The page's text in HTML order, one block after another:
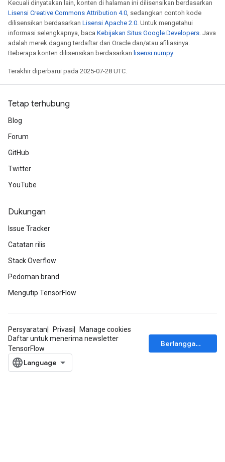
Kecuali dinyatakan lain, konten di halaman ini dilisensikan berdasarkan
Lisensi Creative Commons Attribution 4.0, sedangkan contoh kode
dilisensikan berdasarkan Lisensi Apache 2.0. Untuk mengetahui
informasi selengkapnya, baca Kebijakan Situs Google Developers. Java
adalah merek dagang terdaftar dari Oracle dan/atau afiliasinya.
Beberapa konten dilisensikan berdasarkan lisensi numpy.
Terakhir diperbarui pada 2025-07-28 UTC.
Tetap terhubung
Blog
Forum
GitHub
Twitter
YouTube
Dukungan
Issue Tracker
Catatan rilis
Stack Overflow
Pedoman brand
Mengutip TensorFlow
Persyaratan Privasi
Manage cookies
Daftar untuk menerima newsletter
TensorFlow
Berlangganan